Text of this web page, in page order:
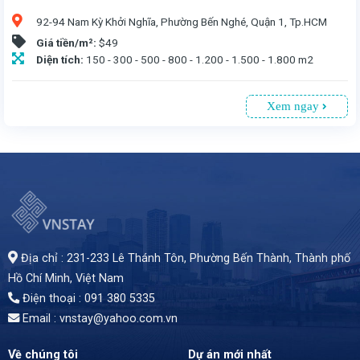
92-94 Nam Kỳ Khởi Nghĩa, Phường Bến Nghé, Quận 1, Tp.HCM
Giá tiền/m²: $49
Diện tích: 150 - 300 - 500 - 800 - 1.200 - 1.500 - 1.800 m2
Xem ngay
Địa chỉ : 231-233 Lê Thánh Tôn, Phường Bến Thành, Thành phố
Hồ Chí Minh, Việt Nam
Điện thoại : 091 380 5335
Email : vnstay@yahoo.com.vn
Về chúng tôi Dự án mới nhất